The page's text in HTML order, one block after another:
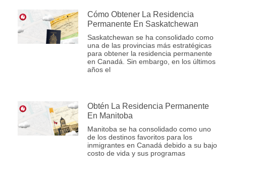
Cómo Obtener La Residencia
Permanente En Saskatchewan
Saskatchewan se ha consolidado como
una de las provincias más estratégicas
para obtener la residencia permanente
en Canadá. Sin embargo, en los últimos
años el
Obtén La Residencia Permanente
En Manitoba
Manitoba se ha consolidado como uno
de los destinos favoritos para los
inmigrantes en Canadá debido a su bajo
costo de vida y sus programas